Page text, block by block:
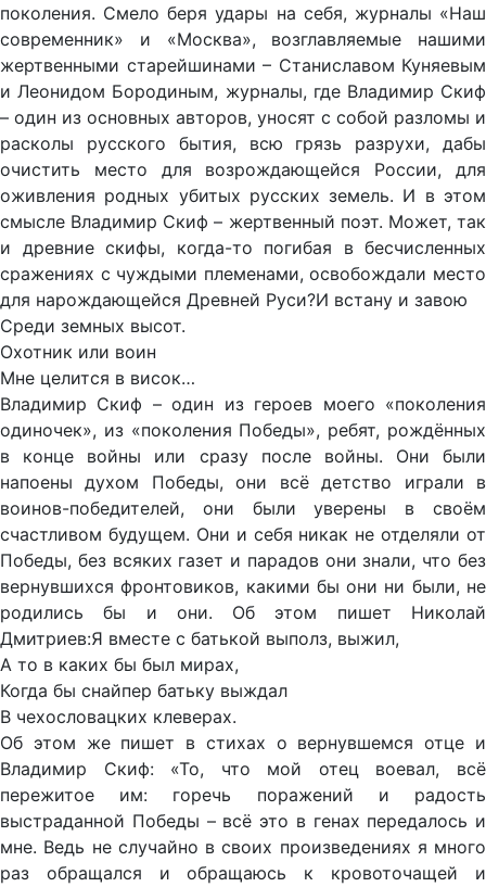
поколения. Смело беря удары на себя, журналы «Наш
современник» и «Москва», возглавляемые нашими
жертвенными старейшинами – Станиславом Куняевым
и Леонидом Бородиным, журналы, где Владимир Скиф
– один из основных авторов, уносят с собой разломы и
расколы русского бытия, всю грязь разрухи, дабы
очистить место для возрождающейся России, для
оживления родных убитых русских земель. И в этом
смысле Владимир Скиф – жертвенный поэт. Может, так
и древние скифы, когда-то погибая в бесчисленных
сражениях с чуждыми племенами, освобождали место
для нарождающейся Древней Руси?И встану и завою
Среди земных высот.
Охотник или воин
Мне целится в висок…
Владимир Скиф – один из героев моего «поколения
одиночек», из «поколения Победы», ребят, рождённых
в конце войны или сразу после войны. Они были
напоены духом Победы, они всё детство играли в
воинов-победителей, они были уверены в своём
счастливом будущем. Они и себя никак не отделяли от
Победы, без всяких газет и парадов они знали, что без
вернувшихся фронтовиков, какими бы они ни были, не
родились бы и они. Об этом пишет Николай
Дмитриев:Я вместе с батькой выполз, выжил,
А то в каких бы был мирах,
Когда бы снайпер батьку выждал
В чехословацких клеверах.
Об этом же пишет в стихах о вернувшемся отце и
Владимир Скиф: «То, что мой отец воевал, всё
пережитое им: горечь поражений и радость
выстраданной Победы – всё это в генах передалось и
мне. Ведь не случайно в своих произведениях я много
раз обращался и обращаюсь к кровоточащей и